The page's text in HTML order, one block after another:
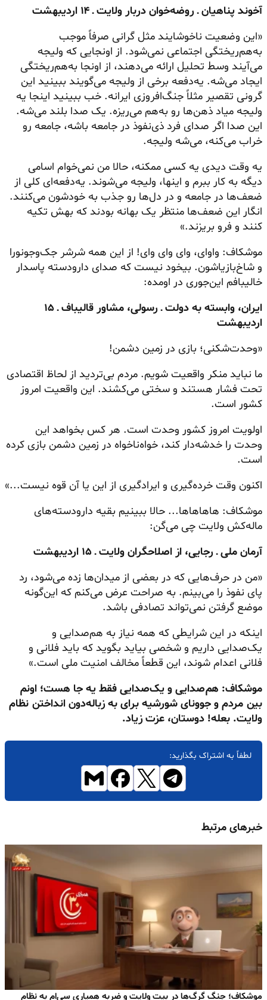
آخوند پناهیان ـ روضه‌خوان دربار ولایت ـ ۱۴ اردیبهشت
«این وضعیت ناخوشایند مثل گرانی صرفاً موجب
به‌هم‌ریختگی اجتماعی نمی‌شود. از اونجایی که ولیجه
می‌آیند وسط تحلیل ارائه می‌دهند، از اونجا به‌هم‌ریختگی
ایجاد می‌شه. یه‌دفعه برخی از ولیجه می‌گویند ببینید این
گرونی تقصیر مثلاً جنگ‌افروزی ایرانه. خب ببینید اینجا یه
ولیجه میاد ذهن‌ها رو به‌هم می‌ریزه. یک صدا بلند می‌شه.
این صدا اگر صدای فرد ذی‌نفوذ در جامعه باشه، جامعه رو
خراب می‌کنه، می‌شه ولیجه.
یه وقت دیدی یه کسی ممکنه، حالا من نمی‌خوام اسامی
دیگه به کار ببرم و اینها، ولیجه می‌شوند. یه‌دفعه‌ای کلی از
ضعف‌ها در جامعه و در دل‌ها رو جذب به خودشون می‌کنند.
انگار این ضعف‌ها منتظر یک بهانه بودند که بهش تکیه
کنند و فرو بریزند.»
موشکاف: واوای، وای وای وای! از این همه شرشر جک‌وجونورا
و شاخ‌بازیاشون. بیخود نیست که صدای دارودسته پاسدار
خالیبافم این‌جوری در اومده:
ایران، وابسته به دولت ـ رسولی، مشاور قالیباف ـ ۱۵
اردیبهشت
«وحدت‌شکنی؛ بازی در زمین دشمن!
ما نباید منکر واقعیت شویم. مردم بی‌تردید از لحاظ اقتصادی
تحت فشار هستند و سختی می‌کشند. این واقعیت امروز
کشور است.
اولویت امروز کشور وحدت است. هر کس بخواهد این
وحدت را خدشه‌دار کند، خواه‌ناخواه در زمین دشمن بازی کرده
است.
اکنون وقت خرده‌گیری و ایرادگیری از این یا آن قوه نیست...»
موشکاف: هاهاهاها... حالا ببینیم بقیه دارودسته‌های
ماله‌کش ولایت چی می‌گن:
آرمان ملی ـ رجایی، از اصلاحگران ولایت ـ ۱۵ اردیبهشت
«من در حرف‌هایی که در بعضی از میدان‌ها زده می‌شود، رد
پای نفوذ را می‌بینم. به صراحت عرض می‌کنم که این‌گونه
موضع گرفتن نمی‌تواند تصادفی باشد.
اینکه در این شرایطی که همه نیاز به هم‌صدایی و
یک‌صدایی داریم و شخصی بیاید بگوید که باید فلانی و
فلانی اعدام شوند، این قطعاً مخالف امنیت ملی است.»
موشکاف: هم‌صدایی و یک‌صدایی فقط یه جا هست؛ اونم
بین مردم و جوونای شورشیه برای به زباله‌دون انداختن نظام
ولایت. بعله! دوستان، عزت زیاد.
لطفاً به اشتراک بگذارید:
خبرهای مرتبط
موشکاف؛ جنگ گرگ‌ها در بیت ولایت و ضربه همیاری سی‌ام به نظام